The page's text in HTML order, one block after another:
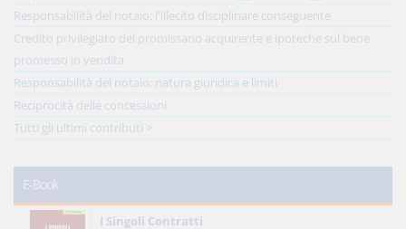
Responsabilità del notaio: l'illecito disciplinare conseguente
Credito privilegiato del promissario acquirente e ipoteche sul bene
promesso in vendita
Responsabilità del notaio: natura giuridica e limiti
Reciprocità delle concessioni
Tutti gli ultimi contributi >
E-Book
I Singoli Contratti